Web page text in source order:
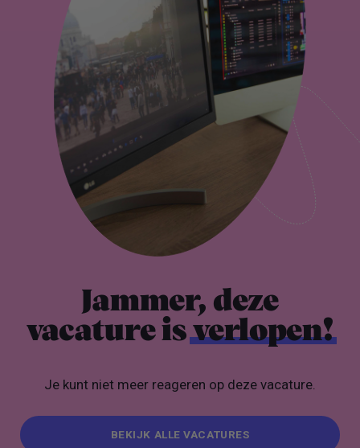
Jammer, deze
vacature isverlopen!
Je kunt niet meer reageren op deze vacature.
BEKIJK ALLE VACATURES